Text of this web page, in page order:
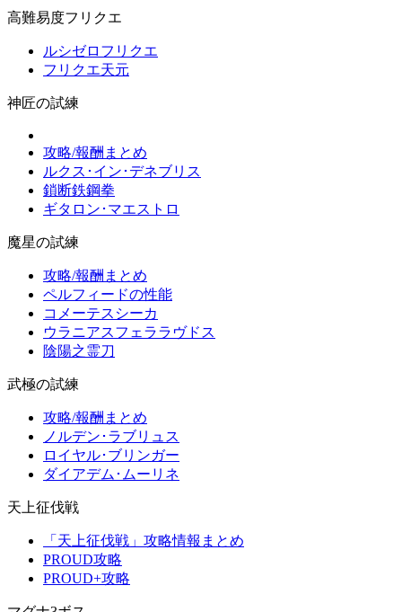
高難易度フリクエ
ルシゼロフリクエ
フリクエ天元
神匠の試練
攻略/報酬まとめ
ルクス･イン･デネブリス
鎖断鉄鋼拳
ギタロン･マエストロ
魔星の試練
攻略/報酬まとめ
ペルフィードの性能
コメーテスシーカ
ウラニアスフェララヴドス
陰陽之霊刀
武極の試練
攻略/報酬まとめ
ノルデン･ラブリュス
ロイヤル･ブリンガー
ダイアデム･ムーリネ
天上征伐戦
「天上征伐戦」攻略情報まとめ
PROUD攻略
PROUD+攻略